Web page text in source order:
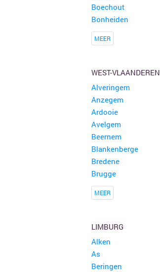
Boechout
Bonheiden
MEER
WEST-VLAANDEREN
Alveringem
Anzegem
Ardooie
Avelgem
Beernem
Blankenberge
Bredene
Brugge
MEER
LIMBURG
Alken
As
Beringen